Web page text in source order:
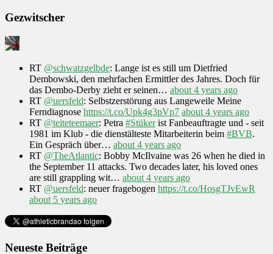
Gezwitscher
RT @schwatzgelbde: Lange ist es still um Dietfried
Dembowski, den mehrfachen Ermittler des Jahres. Doch für
das Dembo-Derby zieht er seinen… about 4 years ago
RT @uersfeld: Selbstzerstörung aus Langeweile Meine
Ferndiagnose https://t.co/Upk4g3pVp7 about 4 years ago
RT @teiteteemaer: Petra #Stükerist Fanbeauftragte und - seit
1981 im Klub - die dienstälteste Mitarbeiterin beim #BVB.
Ein Gespräch über… about 4 years ago
RT @TheAtlantic: Bobby McIlvaine was 26 when he died in
the September 11 attacks. Two decades later, his loved ones
are still grappling wit… about 4 years ago
RT @uersfeld: neuer fragebogen https://t.co/HosgTJvEwR
about 5 years ago
Neueste Beiträge